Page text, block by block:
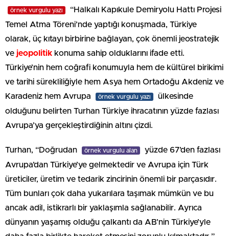
örnek vurgulu yazı
“Halkalı Kapıkule Demiryolu Hattı Projesi
Temel Atma Töreni’nde yaptığı konuşmada, Türkiye
olarak, üç kıtayı birbirine bağlayan, çok önemli jeostratejik
ve jeopolitik konuma sahip olduklarını ifade etti.
Türkiye’nin hem coğrafi konumuyla hem de kültürel birikimi
ve tarihi sürekliliğiyle hem Asya hem Ortadoğu Akdeniz ve
Karadeniz hem Avrupa
örnek vurgulu yazı
ülkesinde
olduğunu belirten Turhan Türkiye ihracatının yüzde fazlası
Avrupa’ya gerçekleştirdiğinin altını çizdi.
Turhan, “Doğrudan örnek vurgulu alan
yüzde 67’den fazlası
Avrupa’dan Türkiye’ye gelmektedir ve Avrupa için Türk
üreticiler, üretim ve tedarik zincirinin önemli bir parçasıdır.
Tüm bunları çok daha yukarılara taşımak mümkün ve bu
ancak adil, istikrarlı bir yaklaşımla sağlanabilir. Ayrıca
dünyanın yaşamış olduğu çalkantı da AB’nin Türkiye’yle